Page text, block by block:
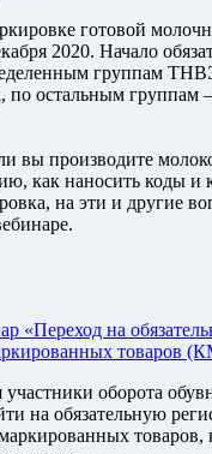
готовой
2020. Начало
группам
по остальным группам
вы производите
как наносить коды и
на эти и другие
«Переход на
товаров
оборота
на обязательную
товаров,